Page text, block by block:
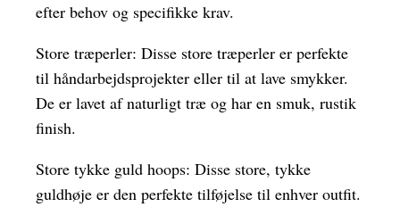
efter behov og specifikke krav.
Store træperler: Disse store træperler er perfekte
til håndarbejdsprojekter eller til at lave smykker.
De er lavet af naturligt træ og har en smuk, rustik
finish.
Store tykke guld hoops: Disse store, tykke
guldhøje er den perfekte tilføjelse til enhver outfit.